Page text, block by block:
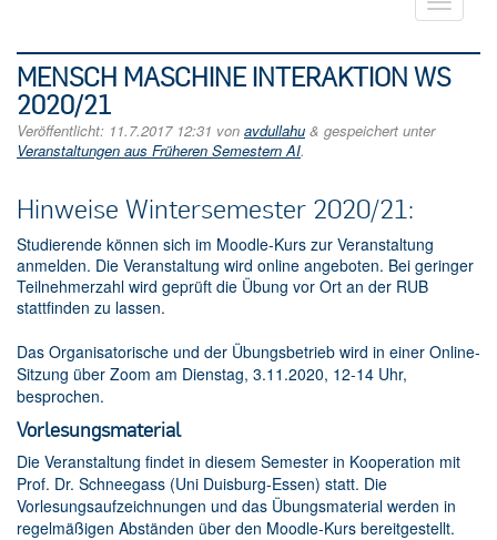
Toggle
MENSCH MASCHINE INTERAKTION WS
2020/21
Veröffentlicht: 11.7.2017 12:31 von avdullahu & gespeichert unter
Veranstaltungen aus Früheren Semestern AI.
Hinweise Wintersemester 2020/21:
Studierende können sich im Moodle-Kurs zur Veranstaltung
anmelden. Die Veranstaltung wird online angeboten. Bei geringer
Teilnehmerzahl wird geprüft die Übung vor Ort an der RUB
stattfinden zu lassen.
Das Organisatorische und der Übungsbetrieb wird in einer Online-
Sitzung über Zoom am Dienstag, 3.11.2020, 12-14 Uhr,
besprochen.
Vorlesungsmaterial
Die Veranstaltung findet in diesem Semester in Kooperation mit
Prof. Dr. Schneegass (Uni Duisburg-Essen) statt. Die
Vorlesungsaufzeichnungen und das Übungsmaterial werden in
regelmäßigen Abständen über den Moodle-Kurs bereitgestellt.